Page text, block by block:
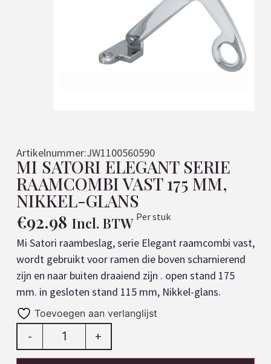
Artikelnummer:JW1100560590
MI SATORI ELEGANT SERIE
RAAMCOMBI VAST 175 MM,
NIKKEL-GLANS
€92.98 Incl. BTW Per stuk
Mi Satori raambeslag, serie Elegant raamcombi vast,
wordt gebruikt voor ramen die boven scharnierend
zijn en naar buiten draaiend zijn . open stand 175
mm. in gesloten stand 115 mm, Nikkel-glans.
Toevoegen aan verlanglijst
- +